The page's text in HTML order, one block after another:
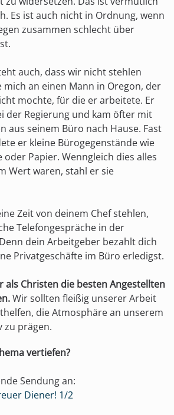
Es ist auch nicht in Ordnung, wenn
zusammen schlecht über
auch, dass wir nicht stehlen
an einen Mann in Oregon, der
mochte, für die er arbeitete. Er
der Regierung und kam öfter mit
aus seinem Büro nach Hause. Fast
er kleine Bürogegenstände wie
oder Papier. Wenngleich dies alles
Wert waren, stahl er sie
Zeit von deinem Chef stehlen,
Telefongespräche in der
dein Arbeitgeber bezahlt dich
Privatgeschäfte im Büro erledigst.
als Christen die besten Angestellten
Wir sollten fleißig unserer Arbeit
die Atmosphäre an unserem
zu prägen.
vertiefen?
Sendung an:
Diener! 1/2